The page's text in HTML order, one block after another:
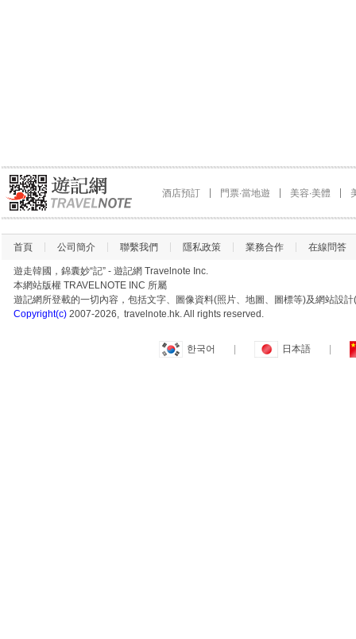
酒店預訂 門票∙當地遊 美容∙美體
首頁 公司簡介 聯繫我們 隱私政策 業務合作 在線問答
遊走韓國，錦囊妙“記” - 遊記網 Travelnote Inc.
本網站版權 TRAVELNOTE INC 所屬
遊記網所登載的一切內容，包括文字、圖像資料(照片、地圖、圖標等)及網站設
Copyright(c) 2007-2026, travelnote.hk. All rights reserved.
한국어 日本語